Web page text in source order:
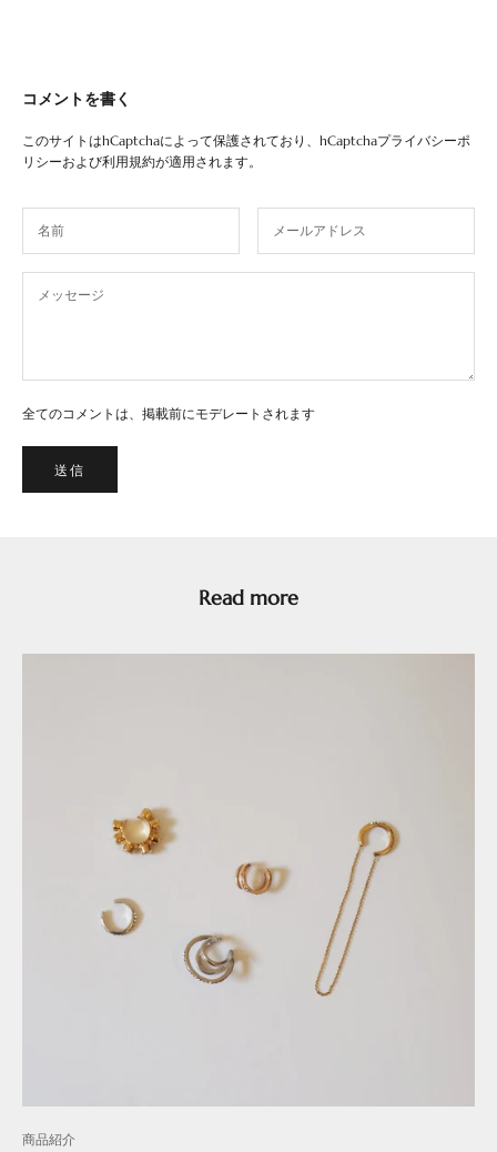
コメントを書く
このサイトはhCaptchaによって保護されており、hCaptchaプライバシーポ
リシーおよび利用規約が適用されます。
全てのコメントは、掲載前にモデレートされます
送信
Read more
商品紹介